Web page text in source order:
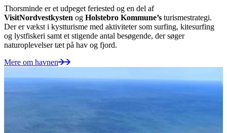
Thorsminde er et udpeget feriested og en del af
VisitNordvestkysten og Holstebro Kommune’s turismestrategi.
Der er vækst i kystturisme med aktiviteter som surfing, kitesurfing
og lystfiskeri samt et stigende antal besøgende, der søger
naturoplevelser tæt på hav og fjord.
Mere om havnen